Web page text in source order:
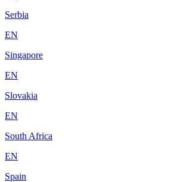
Serbia
EN
Singapore
EN
Slovakia
EN
South Africa
EN
Spain